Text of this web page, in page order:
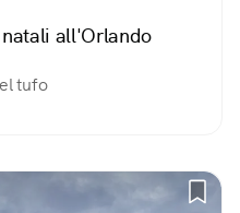
all'Orlando
tufo